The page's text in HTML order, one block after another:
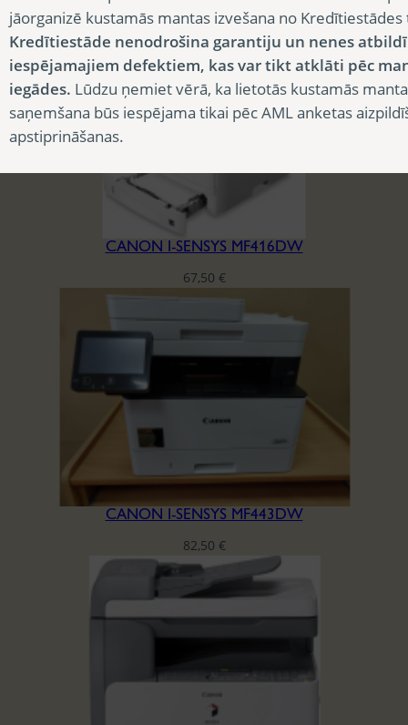
75,00
CANON I-SENSYS MF416DW
67,50 €
CANON I-SENSYS MF443DW
82,50 €
jāorganizē kustamās mantas izvešana no
Kredītiestāde nenodrošina garantiju un nenes
iespējamajiem defektiem, kas var tikt atklāti pēc
iegādes. Lūdzu ņemiet vērā, ka lietotās kustamās
saņemšana būs iespējama tikai pēc AML anketas
apstiprināšanas.